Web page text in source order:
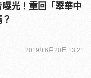
光！重回「翠華中
2019年6月20日 13:21